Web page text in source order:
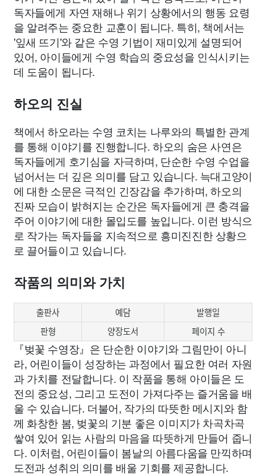
독자들에게 자연 재해나 위기 상황에서의 행동 요령
을 알려주는 중요한 교훈이 됩니다. 특히, 책에서는
'잎새 뜨기'와 같은 수영 기법이 재미있게 설명되어
있어, 아이들에게 수영 학습의 중요성을 인식시키는
데 도움이 됩니다.
하오의 진실
책에서 하오라는 수영 코치는 나루와의 특별한 관계
를 통해 이야기를 진행합니다. 하오의 숨은 사연은
독자들에게 호기심을 자극하며, 단순한 수영 수업을
넘어서는 더 깊은 의미를 담고 있습니다. 늑대고양이
에 대한 소문은 극적인 긴장감을 추가하며, 하오의
진짜 모습이 밝혀지는 순간은 독자들에게 큰 충격을
주어 이야기에 대한 몰입도를 높입니다. 이런 방식으
로 작가는 독자들을 지속적으로 흥미진진한 상황으
로 끌어들이고 있습니다.
작품의 의미와 가치
출판사 예담
발행일
판형
양장도서 페이지 수
『벚꽃 수영장』은 단순한 이야기와 그림만이 아니
라, 어린이들이 성장하는 과정에서 필요한 여러 자원
과 가치를 전달합니다. 이 작품을 통해 아이들은 도
전의 중요성, 그리고 도전이 가져다주는 즐거움을 배
울 수 있습니다. 더불어, 작가의 따뜻한 메시지와 함
께 화창한 봄, 벚꽃의 기분 좋은 이미지가 차곡차곡
쌓여 있어 읽는 사람의 마음을 따뜻하게 만들어 줍니
다. 이처럼, 어린이들이 봄날의 아름다움을 만끽하며
도전과 성취의 의미를 배울 기회를 제공합니다.